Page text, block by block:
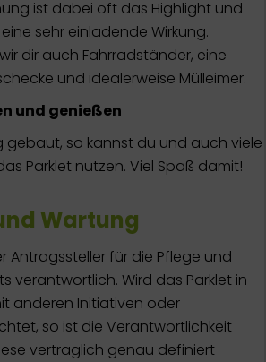
ist dabei oft das Highlight und
sehr einladende Wirkung.
dir auch Fahrradständer, eine
und idealerweise Mülleimer.
und genießen
gebaut, so kannst du und auch viele
Parklet nutzen. Viel Spaß damit!
Wartung
Antragssteller für die Pflege und
verantwortlich. Wird das Parklet in
anderen Initiativen oder
so ist die Verantwortlichkeit
vertraglich genau definiert